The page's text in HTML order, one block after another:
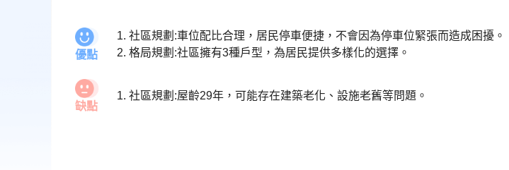
優點
1. 社區規劃:車位配比合理，居民停車便捷，不會因為停車位緊張而造成困擾。
2. 格局規劃:社區擁有3種戶型，為居民提供多樣化的選擇。
缺點
1. 社區規劃:屋齡29年，可能存在建築老化、設施老舊等問題。